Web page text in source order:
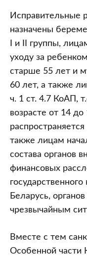
Исправительные
назначены
I и II группы,
уходу за
старше 55 лет и
60 лет, а также
ч. 1 ст. 4.7 КоАП,
возрасте от 14
также лицам
состава органов
финансовых
Беларусь,
чрезвычайным
Вместе с тем
Особенной части